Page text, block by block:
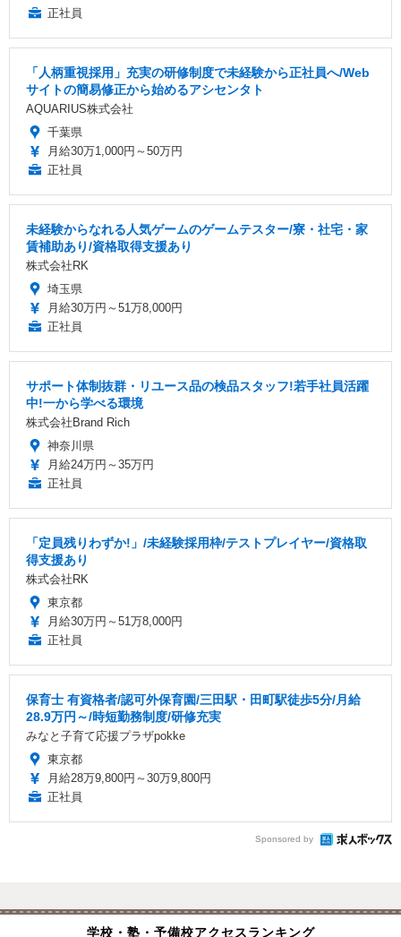
正社員
「人柄重視採用」充実の研修制度で未経験から正社員へ/Web
サイトの簡易修正から始めるアシセンタト
AQUARIUS株式会社
千葉県
月給30万1,000円～50万円
正社員
未経験からなれる人気ゲームのゲームテスター/寮・社宅・家
賃補助あり/資格取得支援あり
株式会社RK
埼玉県
月給30万円～51万8,000円
正社員
サポート体制抜群・リユース品の検品スタッフ!若手社員活躍
中!一から学べる環境
株式会社Brand Rich
神奈川県
月給24万円～35万円
正社員
「定員残りわずか!」/未経験採用枠/テストプレイヤー/資格取
得支援あり
株式会社RK
東京都
月給30万円～51万8,000円
正社員
保育士 有資格者/認可外保育園/三田駅・田町駅徒歩5分/月給
28.9万円～/時短勤務制度/研修充実
みなと子育て応援プラザpokke
東京都
月給28万9,800円～30万9,800円
正社員
Sponsored by
学校・塾・予備校アクセスランキング